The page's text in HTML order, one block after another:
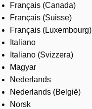
Français (Canada)
Français (Suisse)
Français (Luxembourg)
Italiano
Italiano (Svizzera)
Magyar
Nederlands
Nederlands (België)
Norsk